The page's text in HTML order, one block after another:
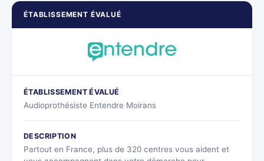
ÉTABLISSEMENT ÉVALUÉ
ÉTABLISSEMENT ÉVALUÉ
Audioprothésiste Entendre Moirans
DESCRIPTION
Partout en France, plus de 320 centres vous aident et